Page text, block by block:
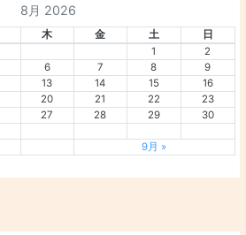
8月 2026
木 金 土
日
1
2
6 7 8
9
13 14 15
16
20 21 22
23
27 28 29
30
9月 »